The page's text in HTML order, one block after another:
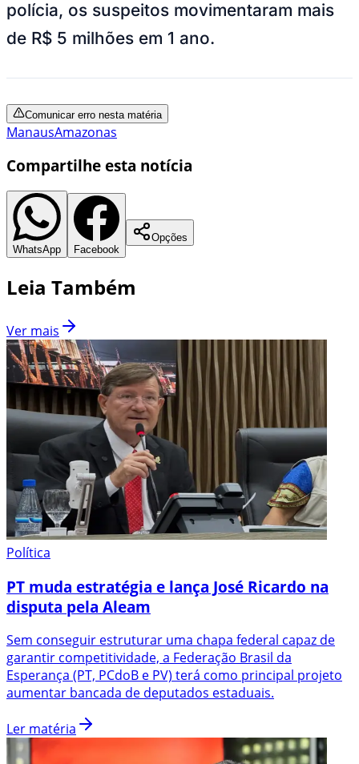
polícia, os suspeitos movimentaram mais
de R$ 5 milhões em 1 ano.
Comunicar erro nesta matéria
ManausAmazonas
Compartilhe esta notícia
WhatsApp Facebook
Opções
Leia Também
Ver mais
Política
PT muda estratégia e lança José Ricardo na
disputa pela Aleam
Sem conseguir estruturar uma chapa federal capaz de
garantir competitividade, a Federação Brasil da
Esperança (PT, PCdoB e PV) terá como principal projeto
aumentar bancada de deputados estaduais.
Ler matéria